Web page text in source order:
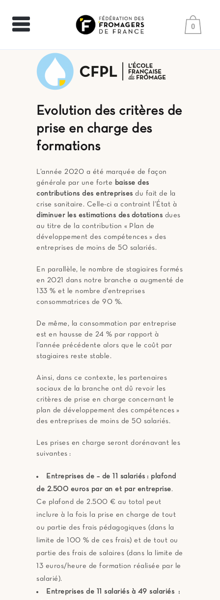
0
Evolution des critères de
prise en charge des
formations
L’année 2020 a été marquée de façon
générale par une forte baisse des
contributions des entreprises du fait de la
crise sanitaire. Celle-ci a contraint l’État à
diminuer les estimations des dotations dues
au titre de la contribution « Plan de
développement des compétences » des
entreprises de moins de 50 salariés.
En parallèle, le nombre de stagiaires formés
en 2021 dans notre branche a augmenté de
133 % et le nombre d’entreprises
consommatrices de 90 %.
De même, la consommation par entreprise
est en hausse de 24 % par rapport à
l’année précédente alors que le coût par
stagiaires reste stable.
Ainsi, dans ce contexte, les partenaires
sociaux de la branche ont dû revoir les
critères de prise en charge concernant le
plan de développement des compétences »
des entreprises de moins de 50 salariés.
Les prises en charge seront dorénavant les
suivantes :
Entreprises de – de 11 salariés : plafond
de 2.500 euros par an et par entreprise.
Ce plafond de 2.500 € au total peut
inclure à la fois la prise en charge de tout
ou partie des frais pédagogiques (dans la
limite de 100 % de ces frais) et de tout ou
partie des frais de salaires (dans la limite de
13 euros/heure de formation réalisée par le
salarié).
Entreprises de 11 salariés à 49 salariés :